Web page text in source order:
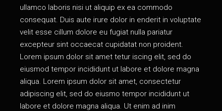
ullamco laboris nisi ut aliquip ex ea commodo
consequat. Duis aute irure dolor in enderit in voluptate
velit esse cillum dolore eu fugiat nulla pariatur
excepteur sint occaecat cupidatat non proident.
Lorem ipsum dolor sit amet tetur iscing elit, sed do
eiusmod tempor incididunt ut labore et dolore magna
aliqua. Lorem ipsum dolor sit amet, consectetur
adipiscing elit, sed do eiusmo tempor incididunt ut
labore et dolore magna aliqua. Ut enim ad inim